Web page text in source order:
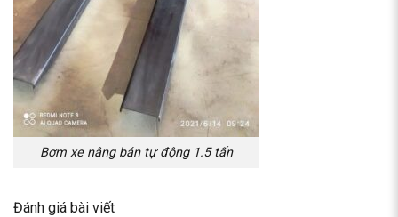
Bơm xe nâng bán tự động 1.5 tấn
Đánh giá bài viết